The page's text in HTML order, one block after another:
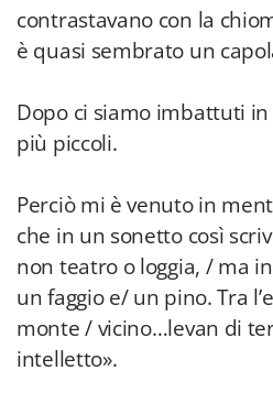
contrastavano con la
è quasi sembrato un
Dopo ci siamo imbattuti
più piccoli.
Perciò mi è venuto in
che in un sonetto così
non teatro o loggia, / ma
un faggio e/ un pino. Tra
monte / vicino…levan di
intelletto».